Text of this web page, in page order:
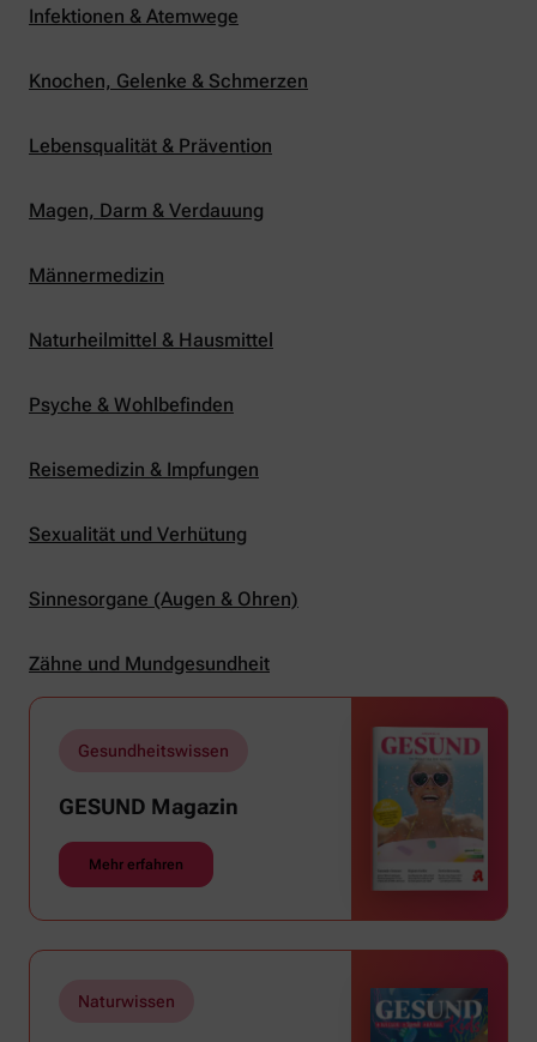
Infektionen & Atemwege
Knochen, Gelenke & Schmerzen
Lebensqualität & Prävention
Magen, Darm & Verdauung
Männermedizin
Naturheilmittel & Hausmittel
Psyche & Wohlbefinden
Reisemedizin & Impfungen
Sexualität und Verhütung
Sinnesorgane (Augen & Ohren)
Zähne und Mundgesundheit
Gesundheitswissen
GESUND Magazin
Mehr erfahren
Naturwissen